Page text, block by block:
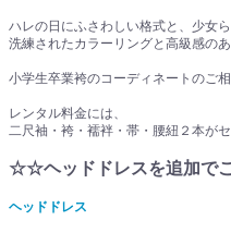
ハレの日にふさわしい格式と、少女
洗練されたカラーリングと高級感の
小学生卒業袴のコーディネートのご
レンタル料金には、
二尺袖・袴・襦袢・帯・腰紐２本が
☆☆ヘッドドレスを追加で
ヘッドドレス